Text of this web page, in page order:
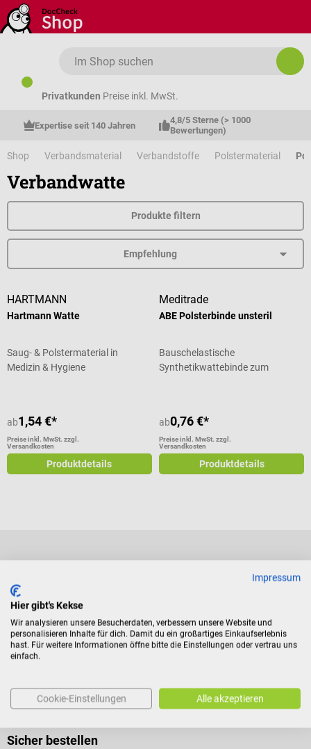
Zum Hauptinhalt springen
Privatkunden Preise inkl. MwSt.
Expertise seit 140 Jahren
4,8/5 Sterne (> 1000
Bewertungen)
Shop Verbandsmaterial Verbandstoffe Polstermaterial
Verbandwatte
Produkte filtern
HARTMANN
Hartmann Watte
Saug- & Polstermaterial in
Medizin & Hygiene
ab1,54 €*
Preise inkl. MwSt. zzgl.
Versandkosten
Produktdetails
Meditrade
ABE Polsterbinde unsteril
Bauschelastische
Synthetikwattebinde zum
ab0,76 €*
Preise inkl. MwSt. zzgl.
Versandkosten
Produktdetails
Sicher bestellen
Impressum
Hier gibt's Kekse
Wir analysieren unsere Besucherdaten, verbessern unsere Website und
personalisieren Inhalte für dich. Damit du ein großartiges Einkaufserlebnis
hast. Für weitere Informationen öffne bitte die Einstellungen oder vertrau uns
einfach.
Cookie-Einstellungen Alle akzeptieren